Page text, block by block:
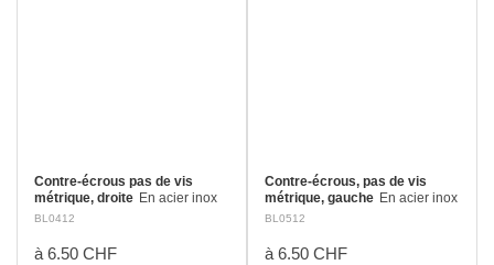
Contre-écrous pas de vis
métrique, droite En acier inox
BL0412
à 6.50 CHF
Contre-écrous, pas de vis
métrique, gauche En acier inox
BL0512
à 6.50 CHF